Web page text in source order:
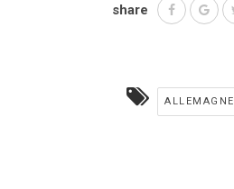
share
ALLEMAGNE